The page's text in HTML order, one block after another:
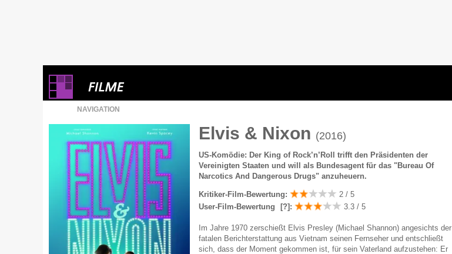
NAVIGATION
Elvis & Nixon (2016)
US-Komödie: Der King of Rock’n’Roll trifft den Präsidenten der
Vereinigten Staaten und will als Bundesagent für das "Bureau Of
Narcotics And Dangerous Drugs" anzuheuern.
Kritiker-Film-Bewertung:
2 / 5
User-Film-Bewertung
[?] : 3.3 / 5
Im Jahre 1970 zerschießt Elvis Presley (Michael Shannon) angesichts der
fatalen Berichterstattung aus Vietnam seinen Fernseher und entschließt
sich, dass der Moment gekommen ist, für sein Vaterland aufzustehen: Er